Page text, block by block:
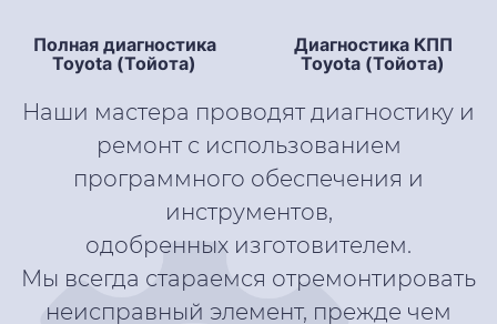
Полная диагностика
Toyota (Тойота)
Диагностика КПП
Toyota (Тойота)